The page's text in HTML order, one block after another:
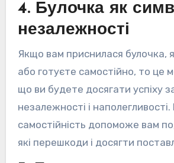
4. Булочка як
незалежності
Якщо вам приснилася булочка,
або готуєте самостійно, то це
що ви будете досягати успіху
незалежності і
самостійність допоможе вам
які перешкоди і досягти